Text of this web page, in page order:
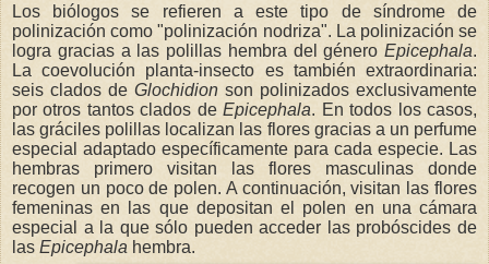
Los biólogos se refieren a este tipo de síndrome de
polinización como "polinización nodriza". La polinización se
logra gracias a las polillas hembra del género Epicephala.
La coevolución planta-insecto es también extraordinaria:
seis clados de Glochidion son polinizados exclusivamente
por otros tantos clados deEpicephala. En todos los casos,
las gráciles polillas localizan las flores gracias a un perfume
especial adaptado específicamente para cada especie. Las
hembras primero visitan las flores masculinas donde
recogen un poco de polen. A continuación, visitan las flores
femeninas en las que depositan el polen en una cámara
especial a la que sólo pueden acceder las probóscides de
las Epicephala hembra.